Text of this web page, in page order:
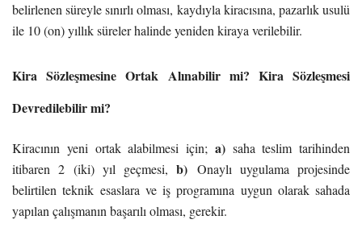
belirlenen süreyle sınırlı olması, kaydıyla kiracısına, pazarlık usulü
ile 10 (on) yıllık süreler halinde yeniden kiraya verilebilir.
Kira Sözleşmesine Ortak Alınabilir mi? Kira Sözleşmesi
Devredilebilir mi?
Kiracının yeni ortak alabilmesi için; a)saha teslim tarihinden
itibaren 2 (iki) yıl geçmesi,b) Onaylı uygulama projesinde
belirtilen teknik esaslara ve iş programına uygun olarak sahada
yapılan çalışmanın başarılı olması, gerekir.